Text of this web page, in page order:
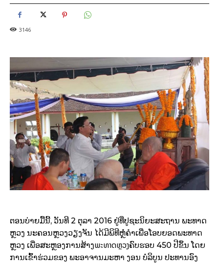
3146
ຕອນບ່າຍມື້ນີ້, ວັນທີ 2 ຕຸລາ 2016 ຢູ່ທີ່ປູຊະນິຍະສະຖານ ພະທາດ
ຫຼວງ ນະຄອນຫຼວງວຽງຈັນ ໄດ້ມີພິທີຫຼໍ່ຄຳເພື່ອໂອບຍອດພະທາດ
ຫຼວງ ເພື່ອສະຫຼອງການສ້າງພະທາດຫຼວງຄົບຮອບ 450 ປີຂຶ້ນ ໂດຍ
ການເຂົ້າຮ່ວມຂອງ ພະອາຈານມະຫາ ງອນ ບໍລິບູນ ປະທານອົງ